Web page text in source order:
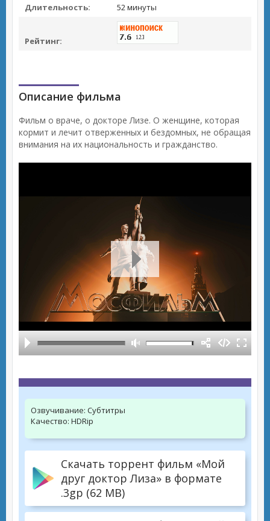
Длительность:
52 минуты
Рейтинг:
Описание фильма
Фильм о враче, о докторе Лизе. О женщине, которая
кормит и лечит отверженных и бездомных, не обращая
внимания на их национальность и гражданство.
Озвучивание: Субтитры
Качество: HDRip
Скачать торрент фильм «Мой
друг доктор Лиза» в формате
.3gp (62 MB)